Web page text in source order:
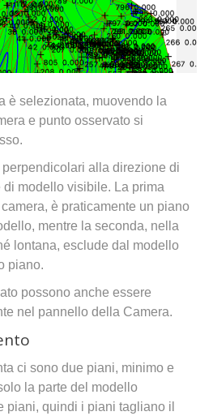
è selezionata, muovendo la
e punto osservato si
alla direzione di
modello visibile. La prima
è praticamente un piano
mentre la seconda, nella
lontana, esclude dal modello
piano.
possono anche essere
nel pannello della Camera.
ci sono due piani, minimo e
la parte del modello
piani, quindi i piani tagliano il